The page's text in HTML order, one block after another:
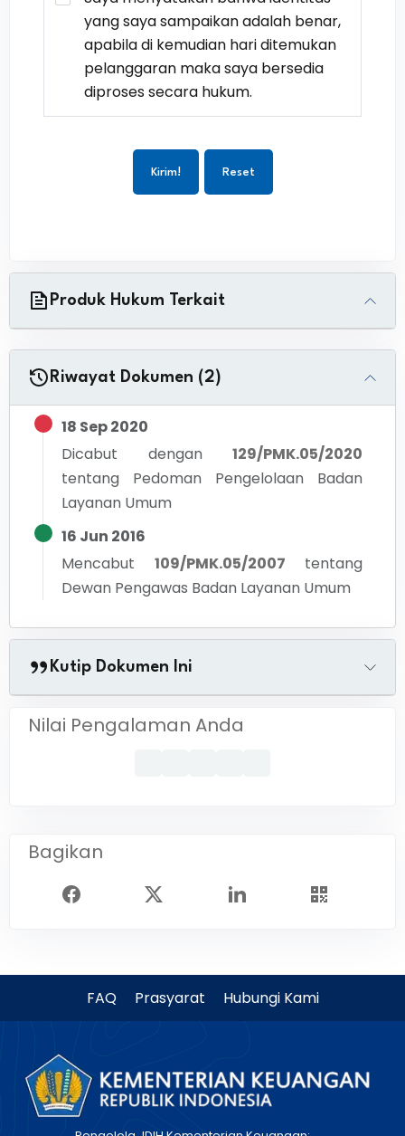
yang saya sampaikan adalah benar,
apabila di kemudian hari ditemukan
pelanggaran maka saya bersedia
diproses secara hukum.
Kirim! Reset
Produk Hukum Terkait
Riwayat Dokumen (2)
18 Sep 2020
Dicabut dengan
129/PMK.05/2020
tentang Pedoman Pengelolaan Badan
Layanan Umum
16 Jun 2016
Mencabut
109/PMK.05/2007
tentang
Dewan Pengawas Badan Layanan Umum
Kutip Dokumen Ini
Nilai Pengalaman Anda
Bagikan
FAQ Prasyarat Hubungi Kami